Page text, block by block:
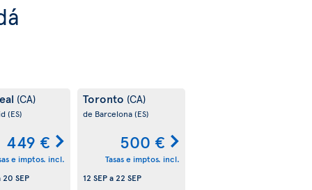
(CA)
(ES)
449 €
e imptos. incl.
20 SEP
Toronto (CA)
de Barcelona(ES)
500 €
Tasas e imptos. incl.
12 SEPa22 SEP